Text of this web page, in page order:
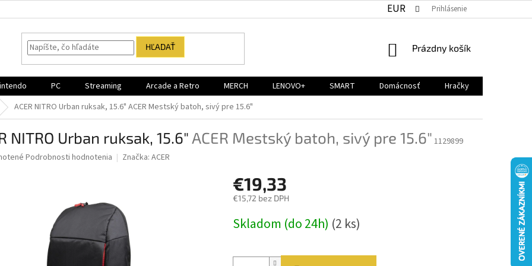
EUR Prihlásenie
HĽADAŤ
NÁKUPNÝ
Prázdny košík
PC Streaming Arcade a Retro MERCH LENOVO+ SMART Domácnosť
Hračky
ACER NITRO Urban ruksak, 15.6" ACER Mestský batoh, sivý pre 15.6"
NITRO Urban ruksak, 15.6"ACER Mestský batoh, sivý pre 15.6" 1129899
Podrobnosti hodnotenia Značka: ACER
€19,33
€15,72 bez DPH
cena:
Skladom (do 24h) (2 ks)